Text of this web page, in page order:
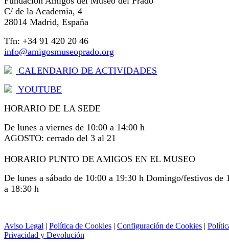
C/ de la Academia, 4
28014 Madrid, España
Tfn: +34 91 420 20 46
info@amigosmuseoprado.org
CALENDARIO DE ACTIVIDADES
YOUTUBE
HORARIO DE LA SEDE
De lunes a viernes de 10:00 a 14:00 h
AGOSTO: cerrado del 3 al 21
HORARIO PUNTO DE AMIGOS EN EL MUSEO
De lunes a sábado de 10:00 a 19:30 h Domingo/festivos de
a 18:30 h
Aviso Legal | Política de Cookies | Configuración de Cookies |
Privacidad y Devolución